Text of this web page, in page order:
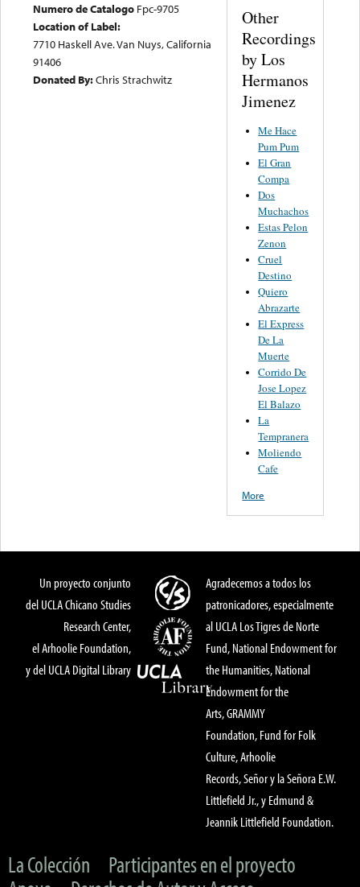
Numero de Catalogo Fpc-9705
Location of Label:
7710 Haskell Ave. Van Nuys, California
91406
Donated By:Chris Strachwitz
Other
Recordings
by Los
Hermanos
Jimenez
Me Hace
Pum Pum
El Gran
Compa
Dos
Muchachos
Estas Pelon
Zenon
Cruel
Destino
Quiero
Abrazarte
El Express
De La
Muerte
Corrido De
Jose Lopez
El Balazo
La
Tempranera
Moliendo
Cafe
More
Un proyecto conjunto
del UCLA Chicano Studies
Research Center,
el Arhoolie Foundation,
y del UCLA Digital Library
Agradecemos a todos los
patronicadores, especialmente
al UCLA Los Tigres de Norte
Fund, National Endowment for
the Humanities, National
Endowment for the
Arts, GRAMMY
Foundation, Fund for Folk
Culture, Arhoolie
Records, Señor y la Señora E.W.
Littlefield Jr., y Edmund &
Jeannik Littlefield Foundation.
La Colección
Participantes en el proyecto